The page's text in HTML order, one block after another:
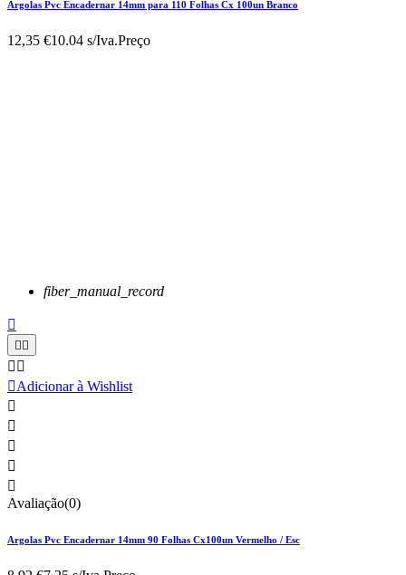
Argolas Pvc Encadernar 14mm para 110 Folhas Cx 100un Branco
12,35 €10.04 s/Iva.Preço
fiber_manual_record


 
Adicionar à Wishlist





Avaliação(0)
Argolas Pvc Encadernar 14mm 90 Folhas Cx100un Vermelho / Esc